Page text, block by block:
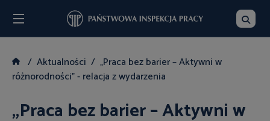
Aktualności
„Praca bez barier – Aktywni w
różnorodności” - relacja z wydarzenia
„Praca bez barier – Aktywni w
Szukaj